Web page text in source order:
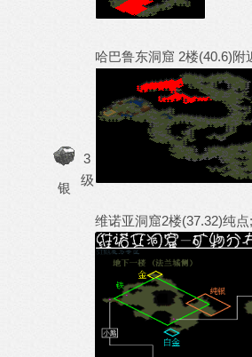
银
3
级
哈巴鲁东洞窟 2楼(40.6)附
维诺亚洞窟2楼(37.32)纯